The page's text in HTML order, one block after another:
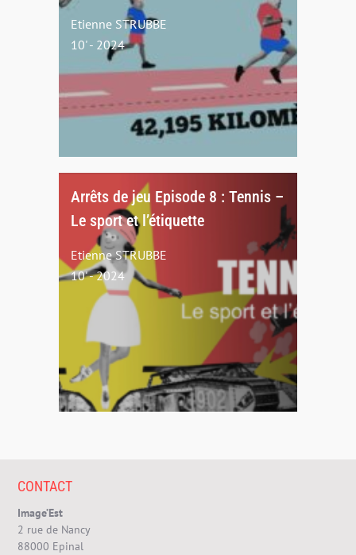
Etienne STRUBBE
10' - 2024
Arrêts de jeu Episode 8 : Tennis –
Le sport et l’étiquette
Etienne STRUBBE
10' - 2024
CONTACT
Image’Est
2 rue de Nancy
88000 Epinal